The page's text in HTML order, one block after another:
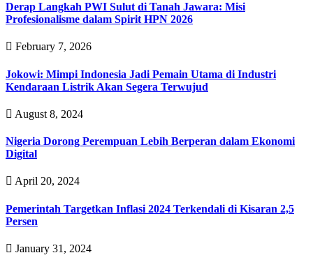
Derap Langkah PWI Sulut di Tanah Jawara: Misi
Profesionalisme dalam Spirit HPN 2026‎‎
February 7, 2026
Jokowi: Mimpi Indonesia Jadi Pemain Utama di Industri
Kendaraan Listrik Akan Segera Terwujud
August 8, 2024
Nigeria Dorong Perempuan Lebih Berperan dalam Ekonomi
Digital
April 20, 2024
Pemerintah Targetkan Inflasi 2024 Terkendali di Kisaran 2,5
Persen
January 31, 2024